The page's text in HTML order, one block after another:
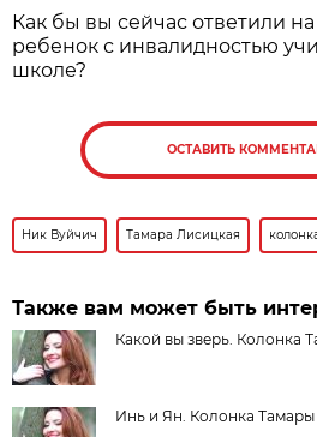
Как бы вы сейчас ответили
ребенок с инвалидностью
школе?
ОСТАВИТЬ
Ник Вуйчич Тамара Лисицкая
Также вам может быть
Какой вы зверь. Колонка
Инь и Ян. Колонка